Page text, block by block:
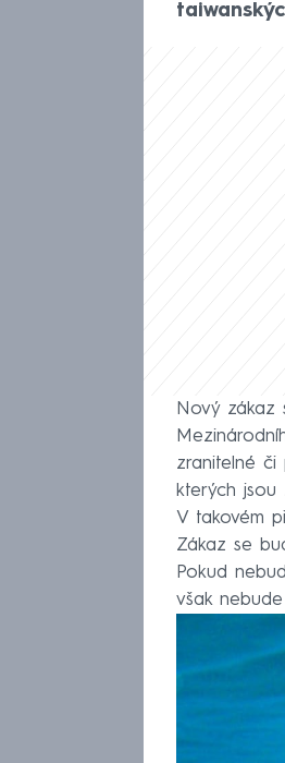
Nový zákaz
zranitelné či
kterých
V takovém
Zákaz se
Pokud
však